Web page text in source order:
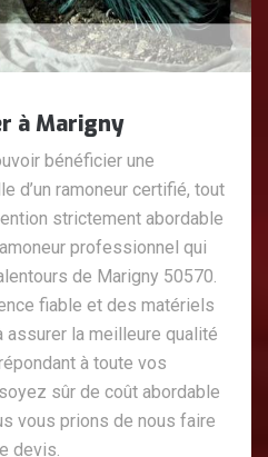
à Marigny
bénéficier une
d’un ramoneur certifié, tout
strictement abordable
professionnel qui
de Marigny 50570.
fiable et des matériels
la meilleure qualité
à toute vos
sûr de coût abordable
vous prions de nous faire
devis.